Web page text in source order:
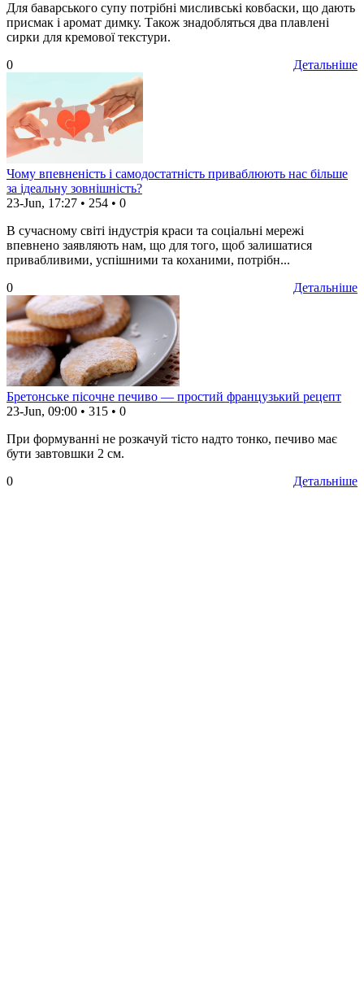
Для баварського супу потрібні мисливські ковбаски, що дають
присмак і аромат димку. Також знадобляться два плавлені
сирки для кремової текстури.
Детальніше
0
Чому впевненість і самодостатність приваблюють нас більше
за ідеальну зовнішність?
23-Jun, 17:27 • 254 • 0
В сучасному світі індустрія краси та соціальні мережі
впевнено заявляють нам, що для того, щоб залишатися
привабливими, успішними та коханими, потрібн...
Детальніше
0
Бретонське пісочне печиво — простий французький рецепт
23-Jun, 09:00 • 315 • 0
При формуванні не розкачуй тісто надто тонко, печиво має
бути завтовшки 2 см.
Детальніше
0